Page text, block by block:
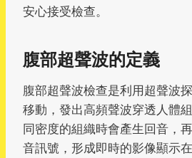
安心接受檢查。
腹部超聲波的定義
腹部超聲波檢查是利用超聲波
移動，發出高頻聲波穿透人體
同密度的組織時會產生回音，
音訊號，形成即時的影像顯示